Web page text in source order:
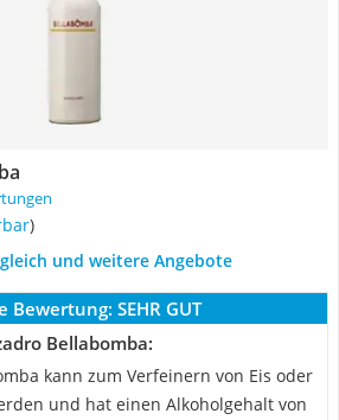
)
und weitere Angebote
Bewertung: SEHR GUT
Bellabomba:
kann zum Verfeinern von Eis oder
und hat einen Alkoholgehalt von